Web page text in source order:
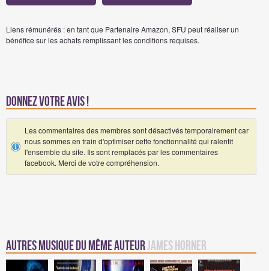
Liens rémunérés : en tant que Partenaire Amazon, SFU peut réaliser un
bénéfice sur les achats remplissant les conditions requises.
Donnez votre avis !
Les commentaires des membres sont désactivés temporairement car
nous sommes en train d'optimiser cette fonctionnalité qui ralentit
l'ensemble du site. Ils sont remplacés par les commentaires
facebook. Merci de votre compréhension.
Autres Musique du même auteurJames Horner